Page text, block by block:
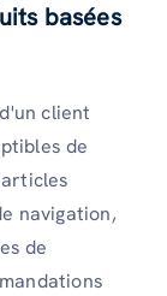
basées
client
de
navigation,
de